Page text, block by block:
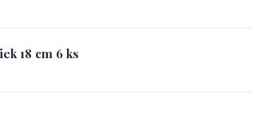
18 cm 6 ks